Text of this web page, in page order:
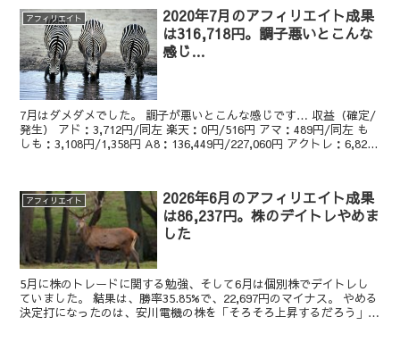
アフィリエイト
2020年7月のアフィリエイト成果
は316,718円。調子悪いとこんな
感じ…
7月はダメダメでした。 調子が悪いとこんな感じです… 収益（確定/
発生） アド：3,712円/同左 楽天：0円/516円 アマ：489円/同左 も
しも：3,108円/1,358円 A8：136,449円/227,060円 アクトレ：6,82...
アフィリエイト
2026年6月のアフィリエイト成果
は86,237円。株のデイトレやめま
した
5月に株のトレードに関する勉強、そして6月は個別株でデイトレし
ていました。 結果は、勝率35.85%で、22,697円のマイナス。 やめる
決定打になったのは、安川電機の株を「そろそろ上昇するだろう」と